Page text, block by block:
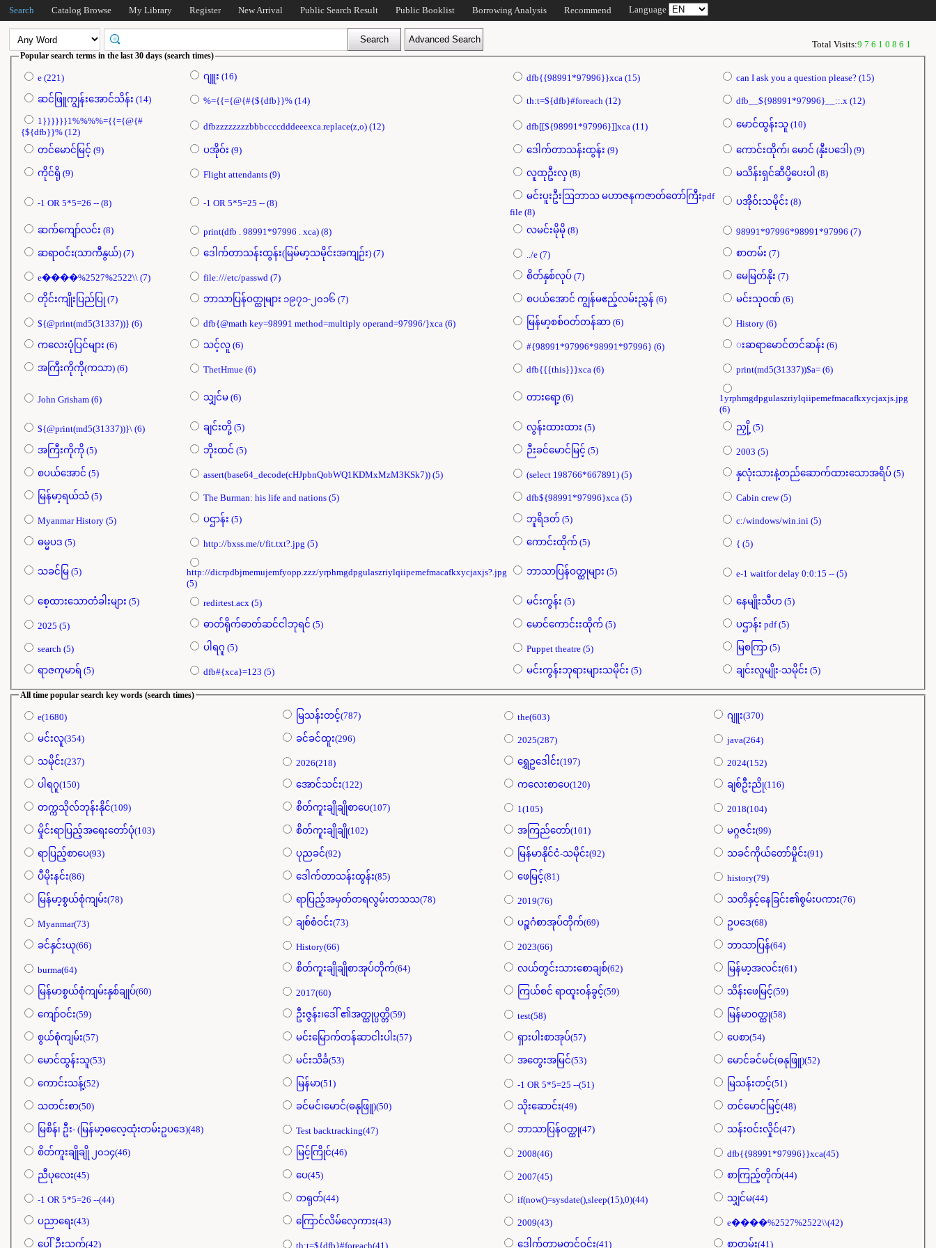
Search Catalog Browse My Library Register New Arrival Public Search Result Public Booklist Borrowing Analysis Recommend Language
Total Visits:97610861
Popular search terms in the last 30 days (search times)
e (221) ဂျူး (16) dfb{{98991*97996}}xca (15) can I ask you a question please? (15)
ဆင်ဖြူကျွန်းအောင်သိန်း (14) %={{={@{#{${dfb}}% (14) th:t=${dfb}#foreach (12)
dfb__${98991*97996}__::.x (12)
1}}}}}}1%%%%={{={@{#
{${dfb}}% (12)
dfbzzzzzzzzbbbccccdddeeexca.replace(z,o) (12) dfb[[${98991*97996}]]xca (11) မောင်ထွန်းသူ (10)
တင်မောင်မြင့် (9) ပအိုဝ်း (9) ဒေါက်တာသန်းထွန်း (9) ကောင်းထိုက်၊ မောင် (နှီးပဒေါ) (9)
ကိုင်ရို (9) Flight attendants (9) လူထုဦးလှ (8) မသိန်းရှင်ဆီပို့ပေးပါ (8)
-1 OR 5*5=26 -- (8) -1 OR 5*5=25 -- (8)
မင်းပူးဦးဩဘာသ မဟာဇနကဇာတ်တော်ကြီးpdf
file (8)
ပအိုဝ်းသမိုင်း (8)
ဆက်ကျော်လင်း (8) print(dfb . 98991*97996 . xca) (8) လမင်းမိုမို (8) 98991*97996*98991*97996 (7)
ဆရာဝင်း(သာကီနွယ်) (7) ဒေါက်တာသန်းထွန်း(မြမ်မာ့သမိုင်းအကျဉ်း) (7) ../e (7) စာတမ်း (7)
e����%2527%2522\\ (7) file:///etc/passwd (7) စိတ်နှစ်လုပ် (7) မေမြတ်နိုး (7)
တိုင်းကျိုးပြည်ပြု (7) ဘာသာပြန်ဝတ္ထုများ ၁၉၇၁-၂၀၁၆ (7) စပယ်​အောင် ကျွန်မဧည့်လမ်းညွှန် (6) မင်းသုဝဏ် (6)
${@print(md5(31337))} (6) dfb{@math key=98991 method=multiply operand=97996/}xca (6) မြန်မာ့စစ်ဝတ်တန်ဆာ (6) History (6)
ကလေးပုံပြင်များ (6) သင့်လူ (6) #{98991*97996*98991*97996} (6) းဆရာမောင်တင်ဆန်း (6)
အကြီးကိုကို(ကသာ) (6) ThetHmue (6) dfb{{{this}}}xca (6) print(md5(31337))$a= (6)
John Grisham (6) သျှင်မ (6) တားရော့ (6)
1yrphmgdpgulaszriylqiipemefmacafkxycjaxjs.jpg
(6)
${@print(md5(31337))}\ (6)
ချင်းတို့ (5) လွန်းထားထား (5) ညှို့ (5)
အကြီးကိုကို (5) ဘိုးထင် (5) ဉီးခင်မောင်မြင့် (5) 2003 (5)
စပယ်​အောင် (5) assert(base64_decode(cHJpbnQobWQ1KDMxMzM3KSk7)) (5) (select 198766*667891) (5) နှလုံးသားနဲ့တည်ဆောက်ထားသောအရိပ် (5)
မြန်မာ့ရယ်သံ (5) The Burman: his life and nations (5) dfb${98991*97996}xca (5) Cabin crew (5)
Myanmar History (5) ပဌာန်း (5) ဘူရိဒတ် (5) c:/windows/win.ini (5)
ဓမ္မပဒ (5) http://bxss.me/t/fit.txt?.jpg (5) ကောင်းထိုက် (5) { (5)
သခင်မြ (5)
http://dicrpdbjmemujemfyopp.zzz/yrphmgdpgulaszriylqiipemefmacafkxycjaxjs?.jpg
(5)
ဘာသာပြန်ဝတ္ထုများ (5) e-1 waitfor delay 0:0:15 -- (5)
စေ့ထားသောတံခါးများ (5) redirtest.acx (5) မင်းကွန်း (5) နေမျိုးသီဟ (5)
2025 (5) ဓာတ်ရိုက်ဓာတ်ဆင်ငါဘုရင် (5) မောင်ကောင်းးထိုက် (5) ပဌာန်း pdf (5)
search (5) ပါရဂူ (5) Puppet theatre (5) မြစကြာ (5)
ရာဇကုမာရ် (5) dfb#{xca}=123 (5) မင်းကွန်းဘုရားများသမိုင်း (5) ချင်းလူမျိုး-သမိုင်း (5)
All time popular search key words (search times)
e(1680) မြသန်းတင့်(787) the(603) ဂျူး(370)
မင်းလူ(354) ခင်ခင်ထူး(296) 2025(287) java(264)
သမိုင်း(237) 2026(218) ရွှေဥဒေါင်း(197) 2024(152)
ပါရဂူ(150) အောင်သင်း(122) ကလေးစာပေ(120) ချစ်ဦးညို(116)
တက္ကသိုလ်ဘုန်းနိုင်(109) စိတ်ကူးချိုချိုစာပေ(107) 1(105) 2018(104)
မှိုင်းရာပြည့်အရေးတော်ပုံ(103) စိတ်ကူးချိုချို(102) အကြည်တော်(101) မဂ္ဂဇင်း(99)
ရာပြည့်စာပေ(93) ပုညခင်(92) မြန်မာနိုင်ငံ-သမိုင်း(92) သခင်ကိုယ်တော်မှိုင်း(91)
ပီမိုးနင်း(86) ဒေါက်တာသန်းထွန်း(85) ဖေမြင့်(81) history(79)
မြန်မာ့စွယ်စုံကျမ်း(78) ရာပြည့်အမှတ်တရလွမ်းတသသ(78) 2019(76) သတိနှင့်နေခြင်း၏စွမ်းပကား(76)
Myanmar(73) ချစ်စံဝင်း(73) ပဉ္စဂံစာအုပ်တိုက်(69) ဥပဒေ(68)
ခင်နှင်းယု(66) History(66) 2023(66) ဘာသာပြန်(64)
burma(64) စိတ်ကူးချိုချိုစာအုပ်တိုက်(64) လယ်တွင်းသားစောချစ်(62) မြန်မာ့အလင်း(61)
မြန်မာစွယ်စုံကျမ်းနှစ်ချုပ်(60) 2017(60) ကြယ်စင် ရာထူးဝန်ခွင့်(59) သိန်းဖေမြင့်(59)
ကျော်ဝင်း(59) ဦးဇွန်း၊ဒေါ် ၏အတ္ထုပ္ပတ္တိ(59) test(58) မြန်မာဝတ္ထု(58)
စွယ်စုံကျမ်း(57) မင်းမြောက်တန်ဆာငါးပါး(57) ရှားပါးစာအုပ်(57) ပေစာ(54)
မောင်ထွန်းသူ(53) မင်းသိင်္ခ(53) အတွေးအမြင်(53) မောင်ခင်မင်(ဓနုဖြူ)(52)
ကောင်းသန့်(52) မြန်မာ(51) -1 OR 5*5=25 --(51) မြသန်းတင့်(51)
သတင်းစာ(50) ခင်မင်၊မောင်(ဓနုဖြူ)(50) သိုးဆောင်း(49) တင်မောင်မြင့်(48)
မြစိန်၊ ဦး- (မြန်မာ့ဓလေ့ထုံးတမ်းဥပဒေ)(48) Test backtracking(47) ဘာသာပြန်ဝတ္ထု(47) သန်းဝင်းလှိုင်(47)
စိတ်ကူးချိုချို ၂၀၁၄(46) မြင့်ကြိုင်(46) 2008(46) dfb{{98991*97996}}xca(45)
ညီပုလေး(45) ပေ(45) 2007(45) စာကြည့်တိုက်(44)
-1 OR 5*5=26 --(44) တရုတ်(44) if(now()=sysdate(),sleep(15),0)(44) သျှင်မ(44)
ပညာရေး(43) ကြောင်လိမ်လှေကား(43) 2009(43) e����%2527%2522\\(42)
ပေါ်ဦးသက်(42) th:t=${dfb}#foreach(41) ဒေါက်တာမတင်ဝင်း(41) စာတမ်း(41)